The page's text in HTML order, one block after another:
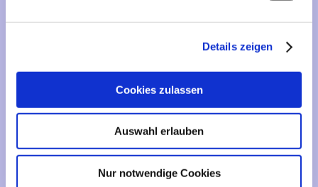
Details zeigen
Cookies zulassen
Auswahl erlauben
Nur notwendige Cookies
Liefer- und Versandkosten
Impressum
Sitemap